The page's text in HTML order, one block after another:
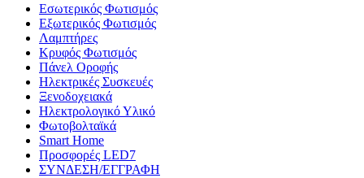
Εσωτερικός Φωτισμός
Εξωτερικός Φωτισμός
Λαμπτήρες
Κρυφός Φωτισμός
Πάνελ Οροφής
Ηλεκτρικές Συσκευές
Ξενοδοχειακά
Ηλεκτρολογικό Υλικό
Φωτοβολταϊκά
Smart Home
Προσφορές LED7
ΣΥΝΔΕΣΗ/ΕΓΓΡΑΦΗ